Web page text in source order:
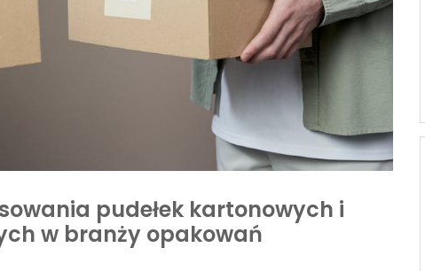
pudełek kartonowych i
w branży opakowań